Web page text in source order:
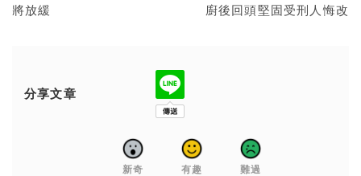
將放緩
廚後回頭堅固受刑人悔改
分享文章
新奇 有趣 難過